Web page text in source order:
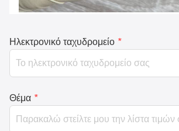
Ηλεκτρονικό ταχυδρομείο *
Θέμα *